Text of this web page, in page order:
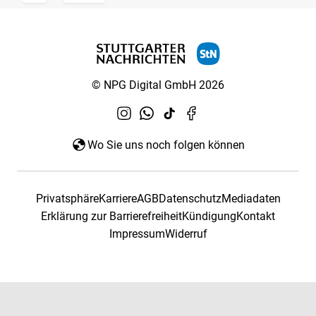
© NPG Digital GmbH 2026
Wo Sie uns noch folgen können
PrivatsphäreKarriereAGBDatenschutzMediadaten
Erklärung zur BarrierefreiheitKündigungKontakt
ImpressumWiderruf